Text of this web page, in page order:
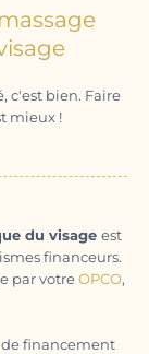
c'est bien. Faire
mieux !
du visage est
financeurs.
par votreOPCO,
de financement